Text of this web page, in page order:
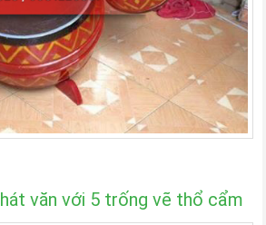
văn với 5 trống vẽ thổ cẩm